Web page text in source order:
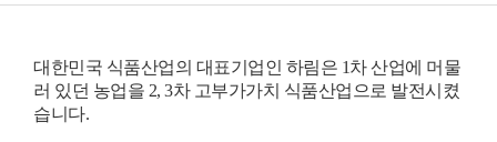
대한민국 식품산업의 대표기업인 하림은 1차 산업에 머물
러 있던 농업을 2, 3차 고부가가치 식품산업으로 발전시켰
습니다.